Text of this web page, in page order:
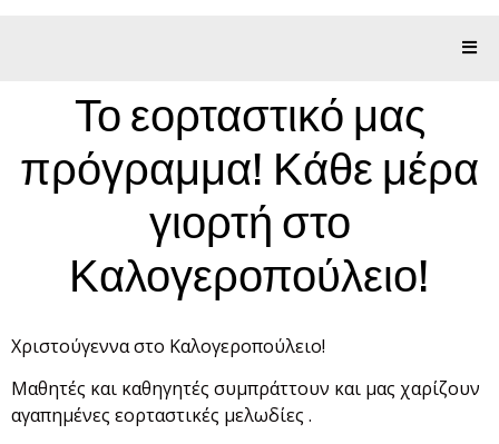
Το εορταστικό μας
πρόγραμμα! Κάθε μέρα
γιορτή στο
Καλογεροπούλειο!
Χριστούγεννα στο Καλογεροπούλειο!
Μαθητές και καθηγητές συμπράττουν και μας χαρίζουν
αγαπημένες εορταστικές μελωδίες .